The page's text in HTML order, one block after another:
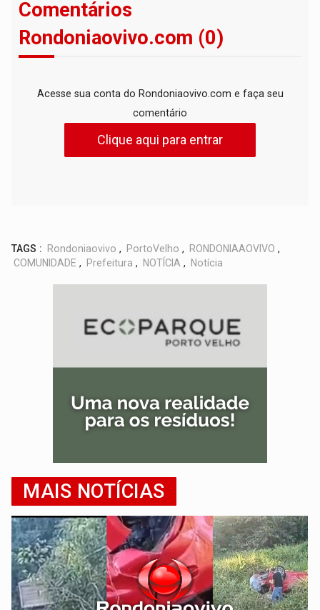
Comentários
Rondoniaovivo.com (0)
Acesse sua conta do Rondoniaovivo.com e faça seu
comentário
Clique aqui para entrar
TAGS : Rondoniaovivo , PortoVelho , RONDONIAAOVIVO ,
COMUNIDADE , Prefeitura , NOTÍCIA , Notícia
MAIS NOTÍCIAS